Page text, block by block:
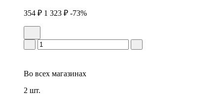
354 ₽ 1 323 ₽ -73%
Во всех магазинах
2 шт.